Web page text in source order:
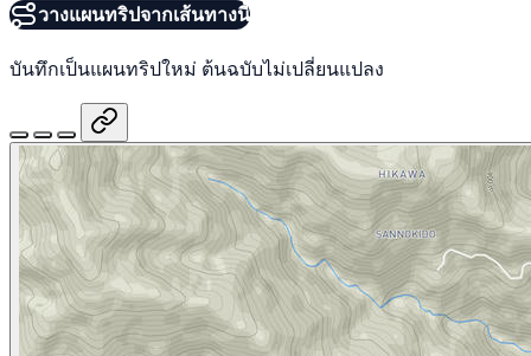
วางแผนทริปจากเส้นทางนี้
บันทึกเป็นแผนทริปใหม่ ต้นฉบับไม่เปลี่ยนแปลง